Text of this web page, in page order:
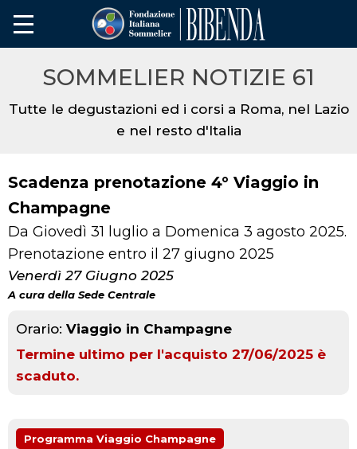
SOMMELIER NOTIZIE 61
Tutte le degustazioni ed i corsi a Roma, nel Lazio
e nel resto d'Italia
Scadenza prenotazione 4° Viaggio in
Champagne
Da Giovedì 31 luglio a Domenica 3 agosto 2025.
Prenotazione entro il 27 giugno 2025
Venerdì 27 Giugno 2025
A cura della Sede Centrale
Orario: Viaggio in Champagne
Termine ultimo per l'acquisto 27/06/2025 è
scaduto.
Programma Viaggio Champagne